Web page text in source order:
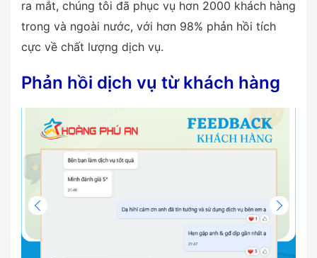
ra mắt, chúng tôi đã phục vụ hơn 2000 khách hàng
trong và ngoài nước, với hơn 98% phản hồi tích
cực về chất lượng dịch vụ.
Phản hồi dịch vụ từ khách hàng